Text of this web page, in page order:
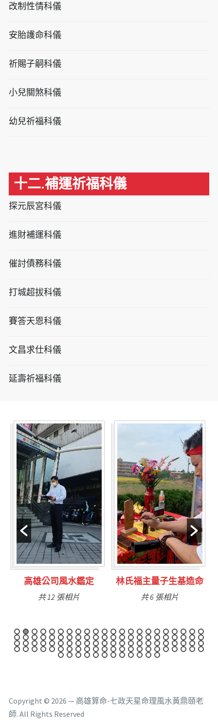
改制性情科儀
安胎護命科儀
祈賜子嗣科儀
小兒關煞科儀
幼兒祈福科儀
十二.補運祈福科儀
探元辰宮科儀
進財補運科儀
催討債務科儀
打城超拔科儀
賽答天恩科儀
文昌求仕科儀
延壽祈福科儀
林氏福主量子生基造命
共 6 張相片
台南永康風水鑑定
共 9 張相片
Copyright © 2026 — 高雄算命-七政天星命理風水黃鼎頤老
師. All Rights Reserved